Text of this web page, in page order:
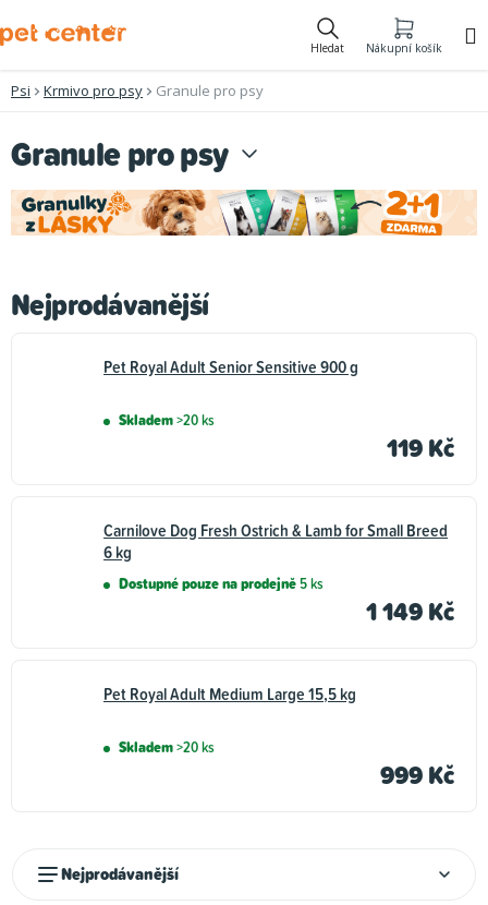
na
Hledat Nákupní košík
Psi Krmivo pro psy Granule pro psy
Granule pro psy
Nejprodávanější
Pet Royal Adult Senior Sensitive 900 g
Skladem>20 ks
119 Kč
Carnilove Dog Fresh Ostrich & Lamb for Small Breed
6 kg
Dostupné pouze na prodejně5 ks
1 149 Kč
Pet Royal Adult Medium Large 15,5 kg
Skladem>20 ks
999 Kč
Nejprodávanější